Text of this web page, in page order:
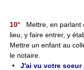
10° Mettre, en parlant
lieu, y faire entrer, y
Mettre un enfant au
le notaire.
• J'ai vu votre soeur